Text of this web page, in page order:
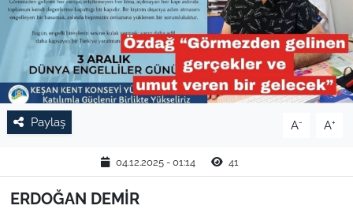
Paylaş A- A+
04.12.2025 - 01:14 41
ERDOĞAN DEMİR
TARIM VE HAYVANCILIK
KÜLTÜR SANAT
RESMİ İLAN
SPOR
YAŞAM